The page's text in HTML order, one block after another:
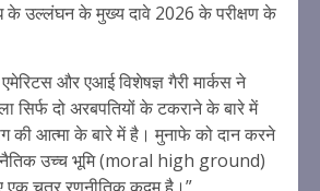
के उल्लंघन के मुख्य दावे 2026 के परीक्षण के
और एआई विशेषज्ञ गैरी मार्कस ने
सिर्फ दो अरबपतियों के टकराने के बारे में
की आत्मा के बारे में है। मुनाफे को दान करने
उच्च भूमि (moral high ground)